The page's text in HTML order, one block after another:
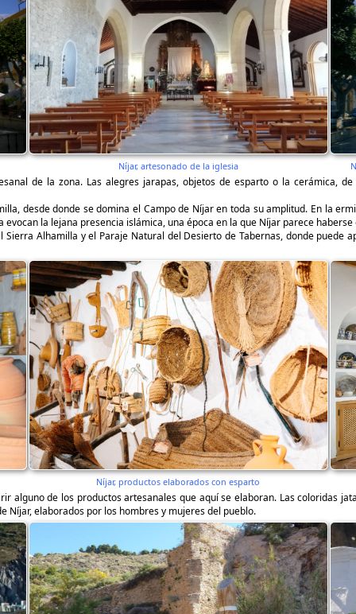
Níjar, artesonado de la iglesia
de la zona. Las alegres jarapas, objetos de esparto o la cerámica,
desde donde se domina el Campo de Níjar en toda su amplitud. En la
la lejana presencia islámica, una época en la que Níjar parece haberse
Alhamilla y el Paraje Natural del Desierto de Tabernas, donde puede
Níjar, productos elaborados con esparto
alguno de los productos artesanales que aquí se elaboran. Las coloridas
Níjar, elaborados por los hombres y mujeres del pueblo.